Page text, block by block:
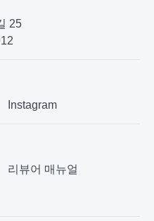
25
Instagram
리뷰어 매뉴얼